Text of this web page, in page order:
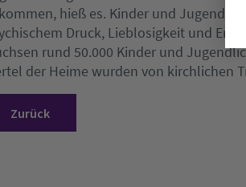
hieß es. Kinder und
Druck, Lieblosigkeit und
rund 50.000 Kinder und
der Heime wurden von kirchlichen
Zurück